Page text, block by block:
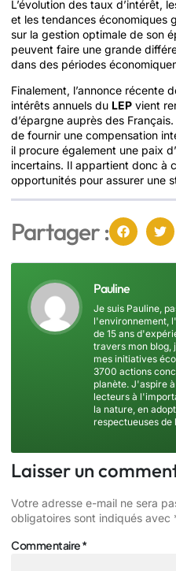
L’évolution des taux d’intérêt,
et les tendances économiques
sur la gestion optimale de son
peuvent faire une grande
dans des périodes
Finalement, l’annonce récente
intérêts annuels du LEP vient
d’épargne auprès des
de fournir une compensation
il procure également une paix
incertains. Il appartient donc à
opportunités pour assurer une
Partager :
Pauline
Je suis Pauline,
l'environnement,
de 15 ans
travers mon blog,
mes initiatives
3700 actions
planète. J'aspire
lecteurs à
la nature, en
respectueuses
Laisser un
Votre adresse e-mail ne sera
obligatoires sont indiqués avec
Commentaire*